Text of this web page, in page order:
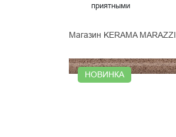
приятными
Магазин KERAMA MARAZZI
НОВИНКА